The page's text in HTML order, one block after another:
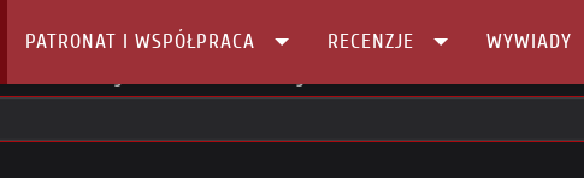
PATRONAT I WSPÓŁPRACA RECENZJE WYWIADY